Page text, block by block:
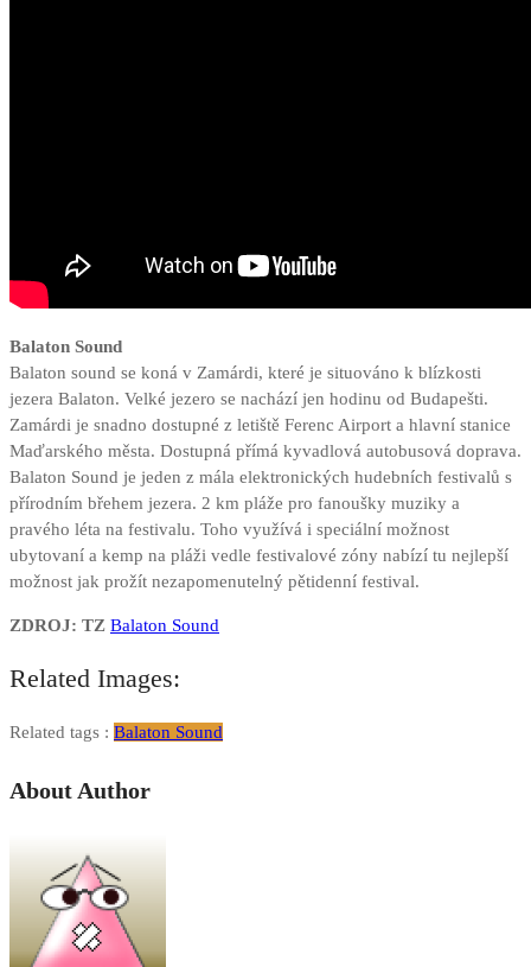
Balaton Sound
Balaton sound se koná v Zamárdi, které je situováno k blízkosti
jezera Balaton. Velké jezero se nachází jen hodinu od Budapešti.
Zamárdi je snadno dostupné z letiště Ferenc Airport a hlavní stanice
Maďarského města. Dostupná přímá kyvadlová autobusová doprava.
Balaton Sound je jeden z mála elektronických hudebních festivalů s
přírodním břehem jezera. 2 km pláže pro fanoušky muziky a
pravého léta na festivalu. Toho využívá i speciální možnost
ubytovaní a kemp na pláži vedle festivalové zóny nabízí tu nejlepší
možnost jak prožít nezapomenutelný pětidenní festival.
ZDROJ: TZ Balaton Sound
Related Images:
Related tags : Balaton Sound
About Author